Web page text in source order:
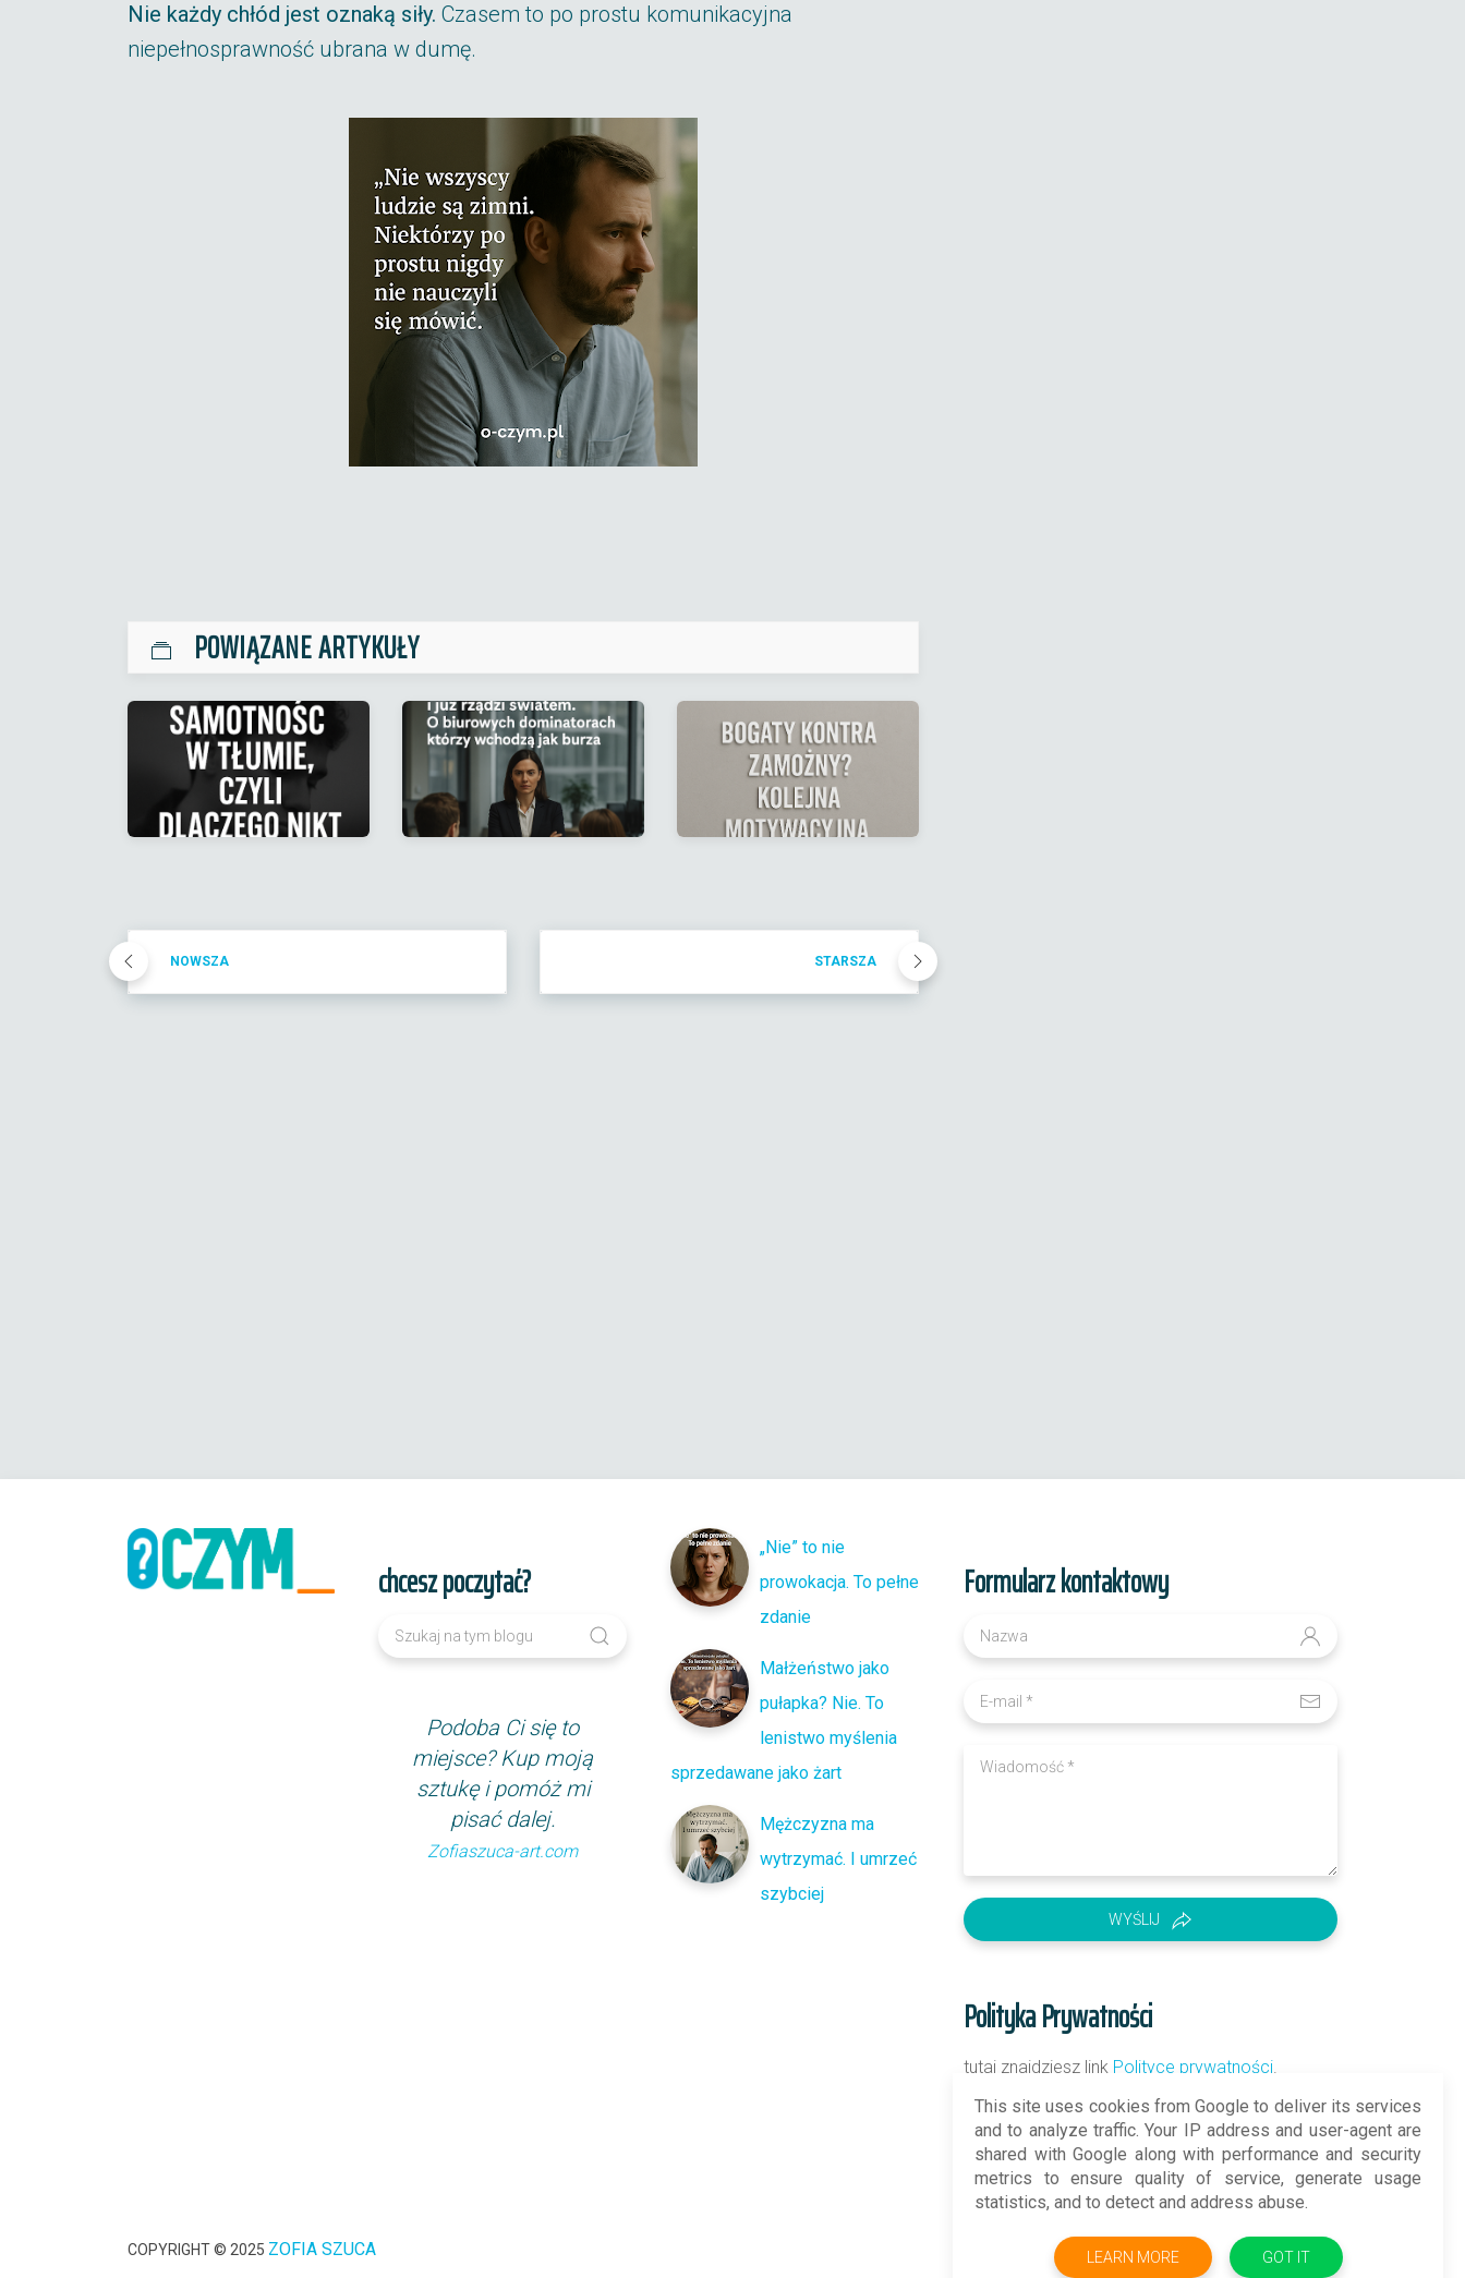
Nie każdy chłód jest oznaką siły. Czasem to po prostu komunikacyjna
niepełnosprawność ubrana w dumę.
POWIĄZANE ARTYKUŁY
NOWSZA STARSZA
chcesz poczytać?
Podoba Ci się to
miejsce? Kup moją
sztukę i pomóż mi
pisać dalej.
Zofiaszuca-art.com
„Nie” to nie
prowokacja. To pełne
zdanie
Małżeństwo jako
pułapka? Nie. To
lenistwo myślenia
sprzedawane jako żart
Mężczyzna ma
wytrzymać. I umrzeć
szybciej
Formularz kontaktowy
WYŚLIJ
Polityka Prywatności
tutaj znajdziesz link Polityce prywatności.
COPYRIGHT © 2025 ZOFIA SZUCA
This site uses cookies from Google to deliver its services
and to analyze traffic. Your IP address and user-agent are
shared with Google along with performance and security
metrics to ensure quality of service, generate usage
statistics, and to detect and address abuse.
LEARN MORE GOT IT